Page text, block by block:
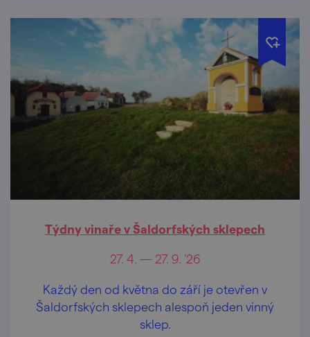
Týdny vinaře v Šaldorfských sklepech
27. 4. — 27. 9. '26
Každý den od května do září je otevřen v
Šaldorfských sklepech alespoň jeden vinný
sklep.